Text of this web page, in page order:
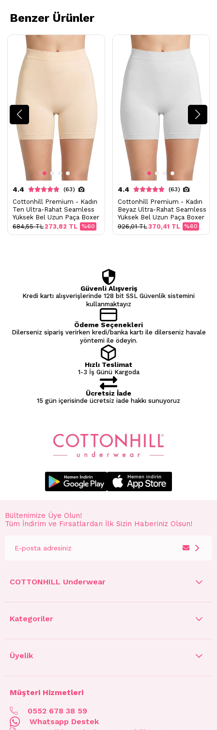
Benzer Ürünler
4.4 (63)
Cottonhill Premium - Kadın
Ten Ultra-Rahat Seamless
Yüksek Bel Uzun Paça Boxer
%60
273,82 TL
684,55 TL
4.4 (63)
Cottonhill Premium - Kadın
Beyaz Ultra-Rahat Seamless
Yüksek Bel Uzun Paça Boxer
%60
370,41 TL
926,01 TL
Güvenli Alışveriş
Kredi kartı alışverişlerinde 128 bit SSL Güvenlik sistemini
kullanmaktayız
Ödeme Seçenekleri
Dilerseniz sipariş verirken kredi/banka kartı ile dilerseniz havale
yöntemi ile ödeyin.
Hızlı Teslimat
1-3 İş Günü Kargoda
Ücretsiz İade
15 gün içerisinde ücretsiz iade hakkı sunuyoruz
Bültenimize Üye Olun!
Tüm İndirim ve Fırsatlardan İlk Sizin Haberiniz Olsun!
COTTONHILL Underwear
Kategoriler
Üyelik
Müşteri Hizmetleri
0552 678 38 59
Whatsapp Destek